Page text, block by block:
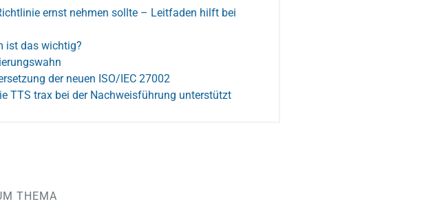
ernst nehmen sollte – Leitfaden hilft bei
ist das wichtig?
der neuen ISO/IEC 27002
TTS trax bei der Nachweisführung unterstützt
THEMA